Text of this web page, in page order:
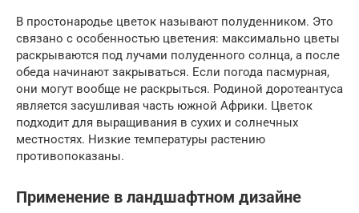
В простонародье цветок называют полуденником. Это
связано с особенностью цветения: максимально цветы
раскрываются под лучами полуденного солнца, а после
обеда начинают закрываться. Если погода пасмурная,
они могут вообще не раскрыться. Родиной доротеантуса
является засушливая часть южной Африки. Цветок
подходит для выращивания в сухих и солнечных
местностях. Низкие температуры растению
противопоказаны.
Применение в ландшафтном дизайне